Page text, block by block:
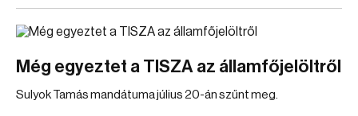
Még egyeztet a TISZA az államfőjelöltről
Sulyok Tamás mandátuma július 20-án szűnt meg.